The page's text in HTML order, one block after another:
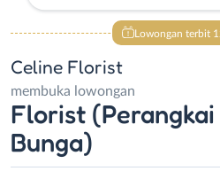
Lowongan terbit
Celine Florist
membuka lowongan
Florist (Perangkai
Bunga)